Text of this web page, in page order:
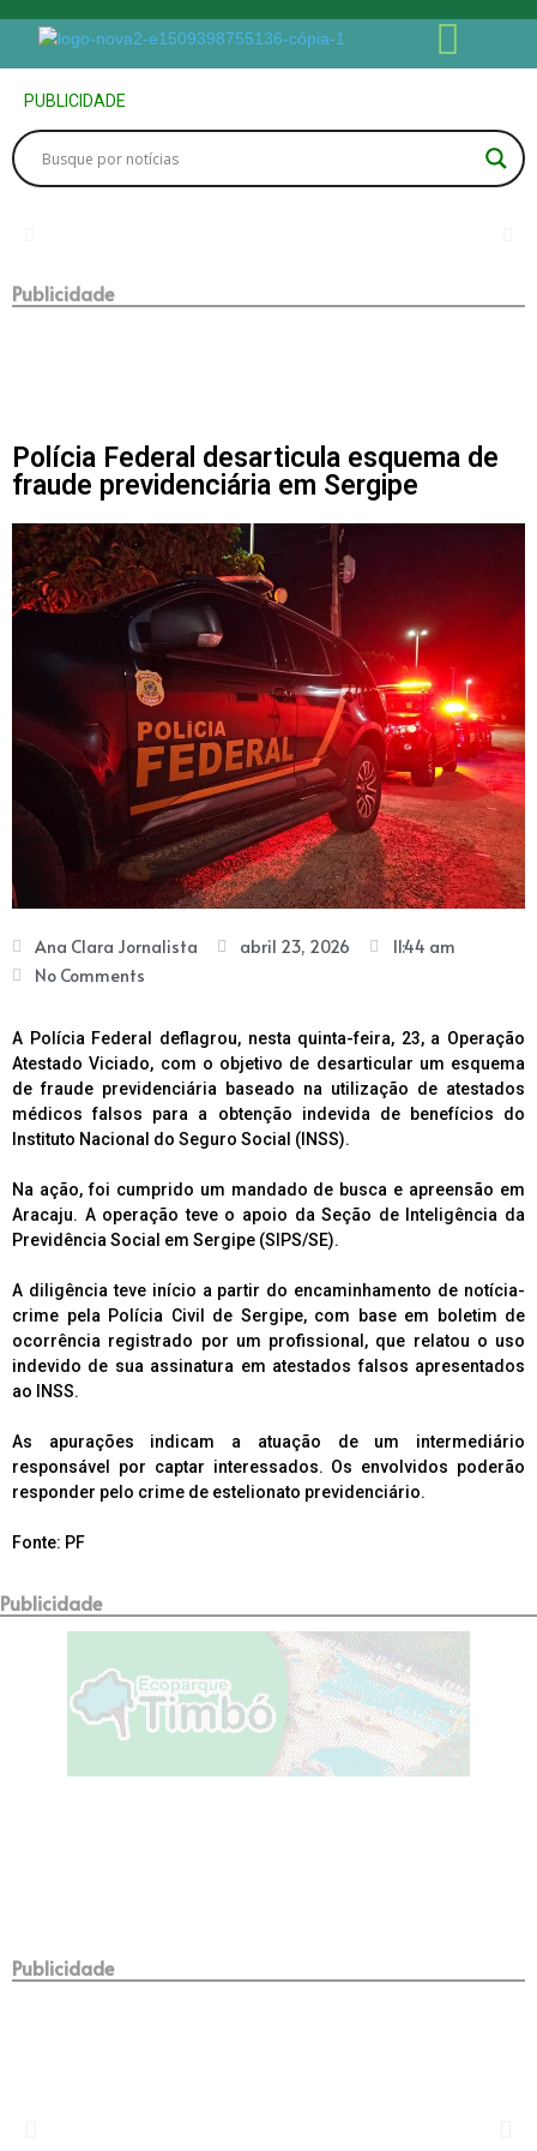
PUBLICIDADE
Publicidade
Polícia Federal desarticula esquema de
fraude previdenciária em Sergipe
Ana Clara Jornalista abril 23, 2026
11:44 am
No Comments
A Polícia Federal deflagrou, nesta quinta-feira, 23, a Operação
Atestado Viciado, com o objetivo de desarticular um esquema
de fraude previdenciária baseado na utilização de atestados
médicos falsos para a obtenção indevida de benefícios do
Instituto Nacional do Seguro Social (INSS).
Na ação, foi cumprido um mandado de busca e apreensão em
Aracaju. A operação teve o apoio da Seção de Inteligência da
Previdência Social em Sergipe (SIPS/SE).
A diligência teve início a partir do encaminhamento de notícia-
crime pela Polícia Civil de Sergipe, com base em boletim de
ocorrência registrado por um profissional, que relatou o uso
indevido de sua assinatura em atestados falsos apresentados
ao INSS.
As apurações indicam a atuação de um intermediário
responsável por captar interessados. Os envolvidos poderão
responder pelo crime de estelionato previdenciário.
Fonte: PF
Publicidade
Publicidade